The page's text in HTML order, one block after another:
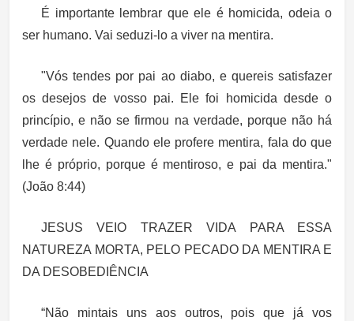
É importante lembrar que ele é homicida, odeia o
ser humano. Vai seduzi-lo a viver na mentira.
"Vós tendes por pai ao diabo, e quereis satisfazer
os desejos de vosso pai. Ele foi homicida desde o
princípio, e não se firmou na verdade, porque não há
verdade nele. Quando ele profere mentira, fala do que
lhe é próprio, porque é mentiroso, e pai da mentira."
(João 8:44)
JESUS VEIO TRAZER VIDA PARA ESSA
NATUREZA MORTA, PELO PECADO DA MENTIRA E
DA DESOBEDIÊNCIA
“Não mintais uns aos outros, pois que já vos